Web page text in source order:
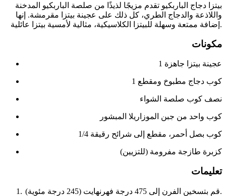
بيتزا دجاج الباربكيو تقدم مزيجًا لذيذًا من صلصة الباربكيو المدخنة
واللاذعة والدجاج الطري، كل ذلك على عجينة بيتزا مقرمشة. إنها
إضافة ممتعة وسهلة للبيتزا الكلاسيكية، مثالية لأمسية بيتزا عائلية.
مكونات
1 عجينة بيتزا جاهزة
1 كوب دجاج مطبوخ ومقطع
نصف كوب صلصة الشواء
كوب واحد من جبن الموزاريلا المبشور
1/4 كوب بصل أحمر، مقطع إلى شرائح رقيقة
كزبرة طازجة مفرومة (للتزيين)
تعليمات
قم بتسخين الفرن إلى 475 درجة فهرنهايت (245 درجة مئوية).